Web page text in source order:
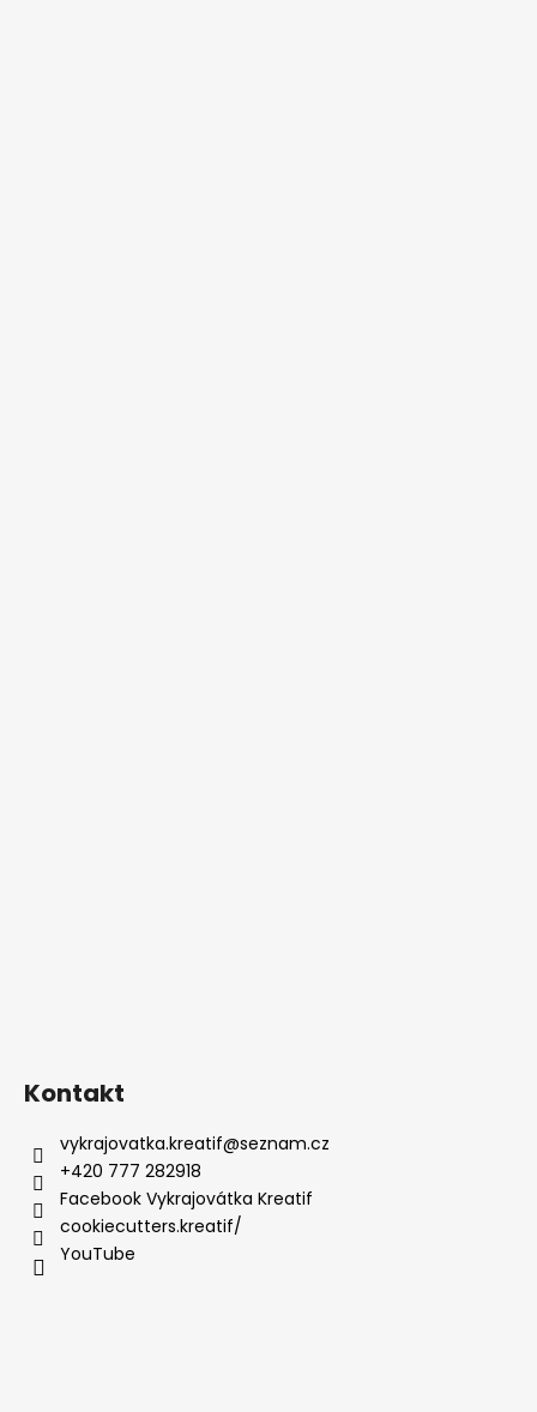
Kontakt
vykrajovatka.kreatif@seznam.cz
+420 777 282918
Facebook Vykrajovátka Kreatif
cookiecutters.kreatif/
YouTube